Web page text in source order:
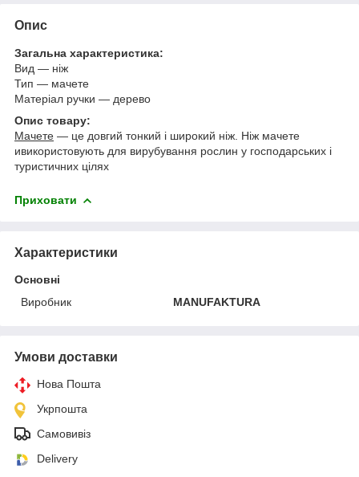
Опис
Загальна характеристика:
Вид — ніж
Тип — мачете
Матеріал ручки ― дерево
Опис товару:
Мачете — це довгий тонкий і широкий ніж. Ніж мачете
ивикористовують для вирубування рослин у господарських і
туристичних цілях
Приховати
Характеристики
Основні
Виробник
MANUFAKTURA
Умови доставки
Нова Пошта
Укрпошта
Самовивіз
Delivery